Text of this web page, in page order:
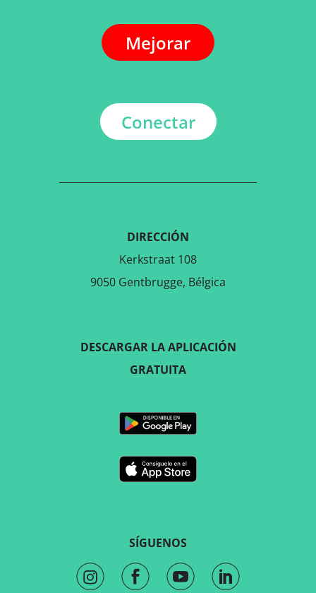
Mejorar
Conectar
DIRECCIÓN
Kerkstraat 108
9050 Gentbrugge, Bélgica
SÍGUENOS
DESCARGAR LA APLICACIÓN
GRATUITA